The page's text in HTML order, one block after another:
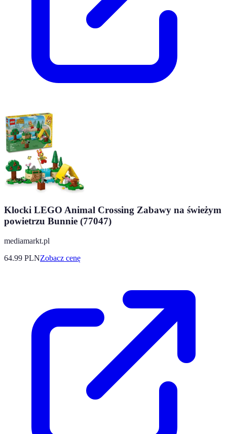
Klocki LEGO Animal Crossing Zabawy na świeżym
powietrzu Bunnie (77047)
mediamarkt.pl
64.99 PLNZobacz cenę